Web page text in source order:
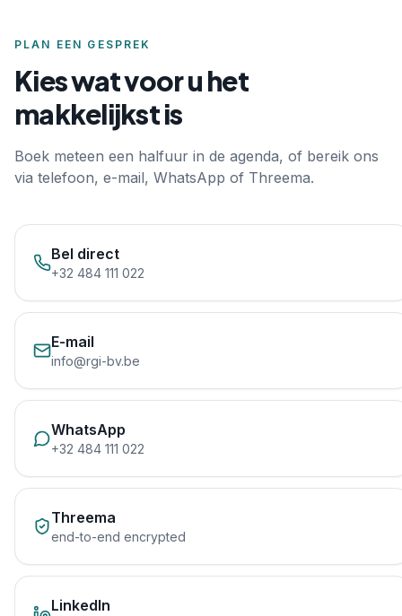
PLAN EEN GESPREK
Kies wat voor u het
makkelijkst is
Boek meteen een halfuur in de agenda, of bereik ons
via telefoon, e-mail, WhatsApp of Threema.
Bel direct
+32 484 111 022
E-mail
info@rgi-bv.be
WhatsApp
+32 484 111 022
Threema
end-to-end encrypted
LinkedIn